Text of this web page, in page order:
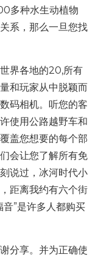
多种水生动植物
系，那么一旦您找
界各地的20,所有
和玩家从中脱颖而
码相机。听您的客
使用公路越野车和
盖您想要的每个部
会让您了解所有免
说过，冰河时代小
距离我约有六个街
”是许多人都购买
分享。并为正确使